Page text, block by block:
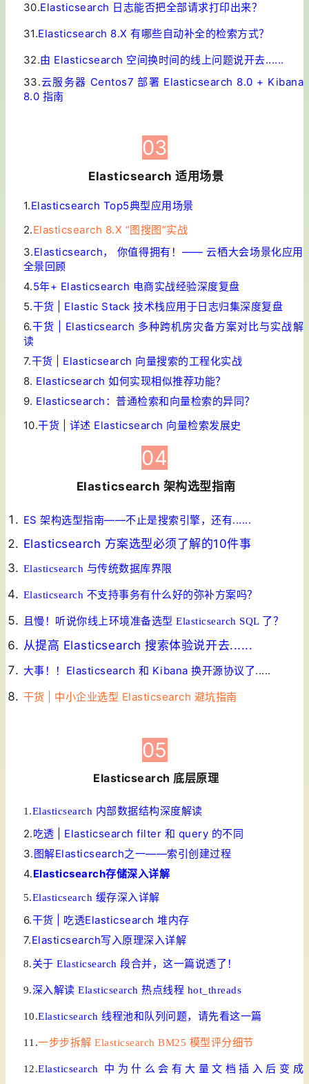
30.Elasticsearch 日志能否把全部请求打印出来？
31.Elasticsearch 8.X 有哪些自动补全的检索方式？
32.由 Elasticsearch 空间换时间的线上问题说开去......
33.云服务器 Centos7 部署 Elasticsearch 8.0 + Kibana
8.0 指南
铭毅天下
03
Elasticsearch 适用场景
1.Elasticsearch Top5典型应用场景
2.Elasticsearch 8.X “图搜图”实战
3.Elasticsearch， 你值得拥有！—— 云栖大会场景化应用
全景回顾
4.5年+ Elasticsearch 电商实战经验深度复盘
5.干货 | Elastic Stack 技术栈应用于日志归集深度复盘
6.干货 | Elasticsearch 多种跨机房灾备方案对比与实战解
读
7.干货 | Elasticsearch 向量搜索的工程化实战
8. Elasticsearch 如何实现相似推荐功能？
9. Elasticsearch：普通检索和向量检索的异同？
10.干货 | 详述 Elasticsearch 向量检索发展史
04
Elasticsearch 架构选型指南
ES 架构选型指南——不止是搜索引擎，还有......
Elasticsearch 方案选型必须了解的10件事
Elasticsearch 与传统数据库界限
Elasticsearch 不支持事务有什么好的弥补方案吗？
且慢！听说你线上环境准备选型 Elasticsearch SQL 了？
从提高 Elasticsearch 搜索体验说开去......
大事！！Elasticsearch 和 Kibana 换开源协议了.....
干货 | 中小企业选型 Elasticsearch 避坑指南
05
Elasticsearch 底层原理
1.Elasticsearch 内部数据结构深度解读
2.吃透 | Elasticsearch filter 和 query 的不同
3. 图解Elasticsearch之一——索引创建过程
4.Elasticsearch存储深入详解
5.Elasticsearch 缓存深入详解
6.干货 | 吃透Elasticsearch 堆内存
7.Elasticsearch写入原理深入详解
8.关于 Elasticsearch 段合并，这一篇说透了！
9.深入解读 Elasticsearch 热点线程 hot_threads
10.Elasticsearch 线程池和队列问题，请先看这一篇
11.一步步拆解 Elasticsearch BM25 模型评分细节
12.Elasticsearch 中为什么会有大量文档插入后变成